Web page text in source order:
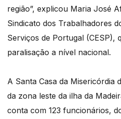
região”, explicou Maria José
Sindicato dos Trabalhadores
Serviços de Portugal (CESP),
paralisação a nível nacional.
A Santa Casa da Misericórdia
da zona leste da ilha da
conta com 123 funcionários,